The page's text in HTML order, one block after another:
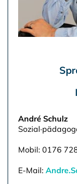
André Schulz
Mobil: 0176
E-Mail: